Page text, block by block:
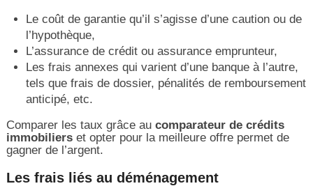
Le coût de garantie qu’il s’agisse d’une caution ou de
l’hypothèque,
L’assurance de crédit ou assurance emprunteur,
Les frais annexes qui varient d’une banque à l’autre,
tels que frais de dossier, pénalités de remboursement
anticipé, etc.
Comparer les taux grâce au comparateur de crédits
immobilierset opter pour la meilleure offre permet de
gagner de l’argent.
Les frais liés au déménagement